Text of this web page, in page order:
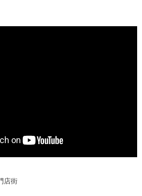
店街